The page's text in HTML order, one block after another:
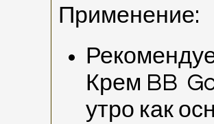
Применение:
Крем BB
утро как